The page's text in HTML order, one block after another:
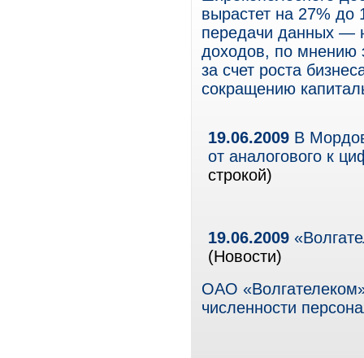
вырастет на 27% до
передачи данных —
доходов, по мнению
за счет роста
сокращению
19.06.2009 В
от аналогового к
строкой)
19.06.2009
(Новости)
ОАО
численности